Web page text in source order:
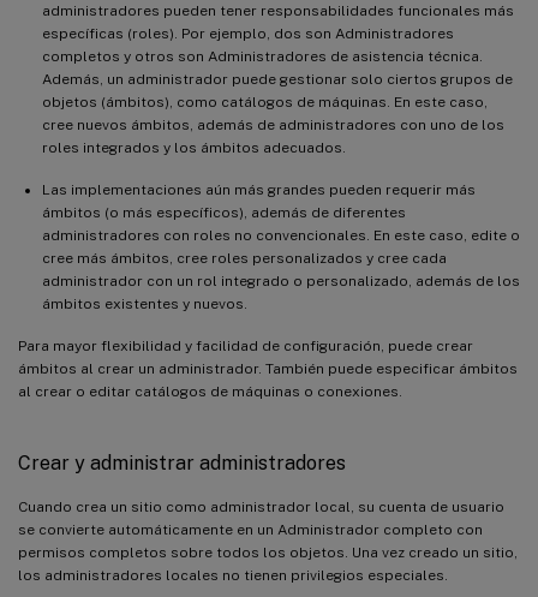
administradores pueden tener responsabilidades funcionales más
específicas (roles). Por ejemplo, dos son Administradores
completos y otros son Administradores de asistencia técnica.
Además, un administrador puede gestionar solo ciertos grupos de
objetos (ámbitos), como catálogos de máquinas. En este caso,
cree nuevos ámbitos, además de administradores con uno de los
roles integrados y los ámbitos adecuados.
Las implementaciones aún más grandes pueden requerir más
ámbitos (o más específicos), además de diferentes
administradores con roles no convencionales. En este caso, edite o
cree más ámbitos, cree roles personalizados y cree cada
administrador con un rol integrado o personalizado, además de los
ámbitos existentes y nuevos.
Para mayor flexibilidad y facilidad de configuración, puede crear
ámbitos al crear un administrador. También puede especificar ámbitos
al crear o editar catálogos de máquinas o conexiones.
Crear y administrar administradores
Cuando crea un sitio como administrador local, su cuenta de usuario
se convierte automáticamente en un Administrador completo con
permisos completos sobre todos los objetos. Una vez creado un sitio,
los administradores locales no tienen privilegios especiales.